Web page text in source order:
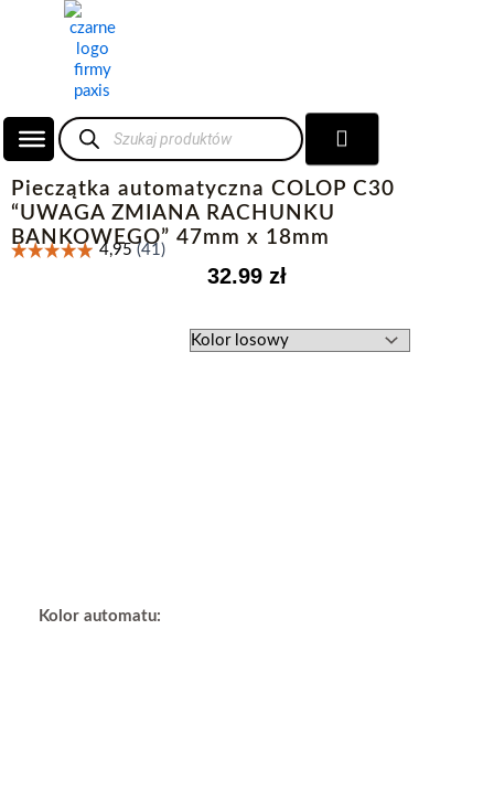
Wyszukiwarka
produktów
Wózek
Pieczątka automatyczna COLOP C30
“UWAGA ZMIANA RACHUNKU
BANKOWEGO” 47mm x 18mm
32.99 zł
Kolor automatu: